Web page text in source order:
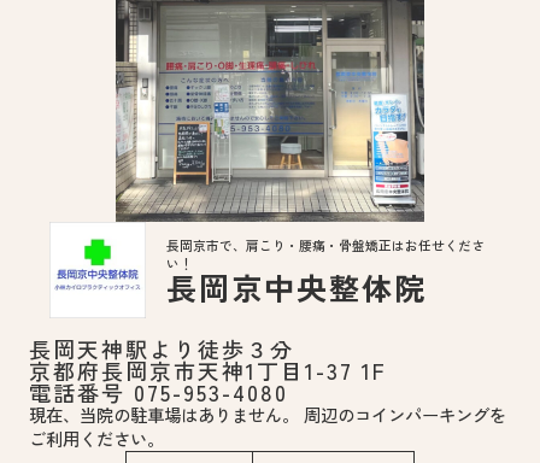
長岡京市で、肩こり・腰痛・骨盤矯正はお任せくださ
い！
長岡京中央整体院
長岡天神駅より徒歩３分
京都府長岡京市天神1丁目1-37 1F
電話番号 075-953-4080
現在、当院の駐車場はありません。 周辺のコインパーキングを
ご利用ください。